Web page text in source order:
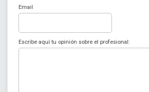
Email
Escribe aquí tu opinión sobre el profesional: